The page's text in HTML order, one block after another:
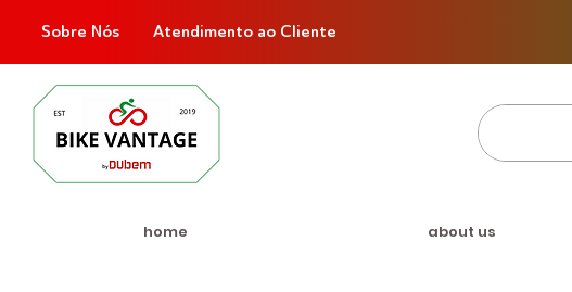
Sobre Nós Atendimento ao Cliente
home about us